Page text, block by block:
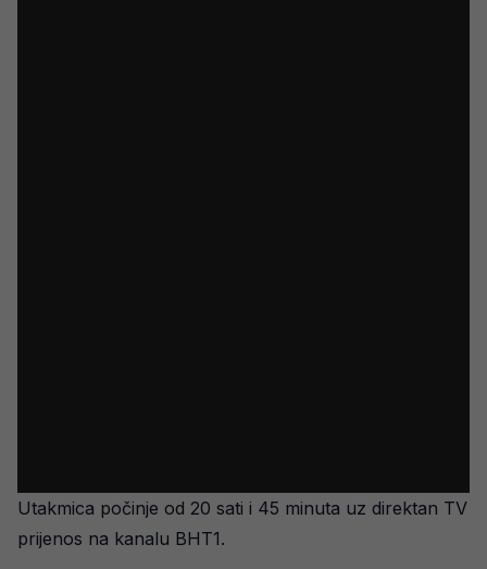
Utakmica počinje od 20 sati i 45 minuta uz direktan TV
prijenos na kanalu BHT1.